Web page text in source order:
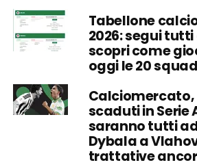
Tabellone
2026: segui
scopri come
oggi le 20
scaduti in Serie
saranno tutti
Dybala a
trattative